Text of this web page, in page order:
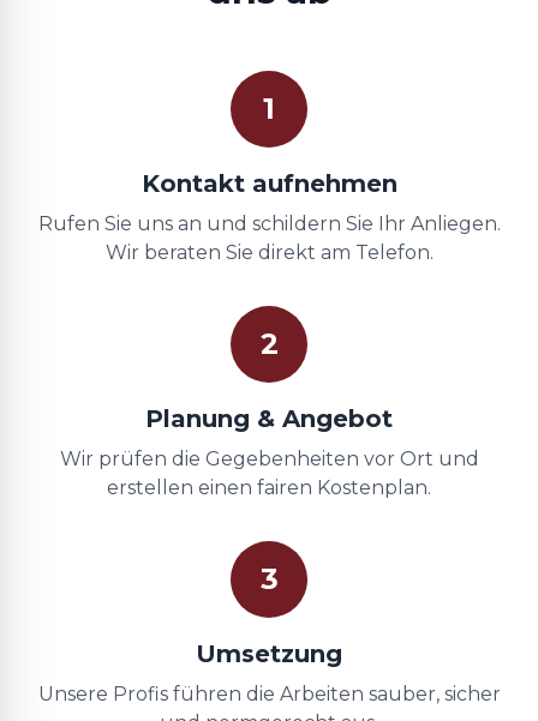
1
Kontakt aufnehmen
Rufen Sie uns an und schildern Sie Ihr Anliegen.
Wir beraten Sie direkt am Telefon.
2
Planung & Angebot
Wir prüfen die Gegebenheiten vor Ort und
erstellen einen fairen Kostenplan.
3
Umsetzung
Unsere Profis führen die Arbeiten sauber, sicher